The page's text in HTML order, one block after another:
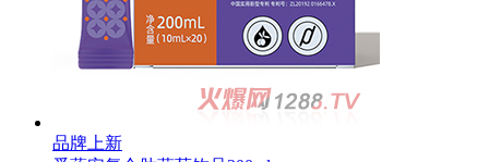
品牌上新